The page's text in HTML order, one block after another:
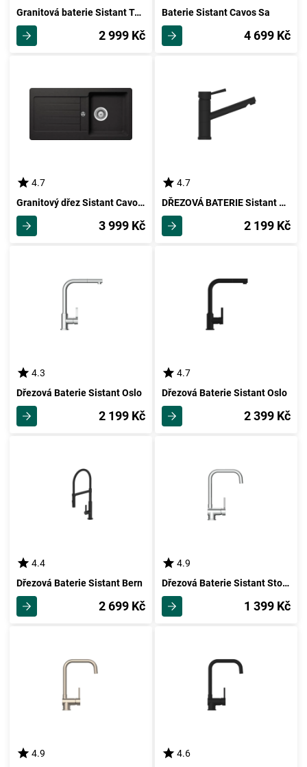
Granitová baterie Sistant Toronto Sb
2 999 Kč
Baterie Sistant Cavos Sa
4 699 Kč
4.7
Granitový dřez Sistant Cavos 100 S
3 999 Kč
4.7
DŘEZOVÁ BATERIE Sistant Paris
2 199 Kč
4.3
Dřezová Baterie Sistant Oslo
2 199 Kč
4.7
Dřezová Baterie Sistant Oslo
2 399 Kč
4.4
Dřezová Baterie Sistant Bern
2 699 Kč
4.9
Dřezová Baterie Sistant Stockholm
1 399 Kč
4.9
4.6